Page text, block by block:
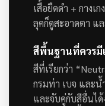
เสื้อยืดดำ + กางเ
ลุคก็ดูสะอาดตา แ
สีพื้นฐานที่ควรมี
สีที่เรียกว่า
กรมท่า เบจ และ
และจับคู่กับสีอื่นไ